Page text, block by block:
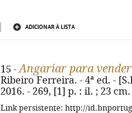
ADICIONAR À LISTA
15 -Angariar para vender
Ribeiro Ferreira. - 4ª ed. -
2016. - 269, [1] p. : il. ; 23
Link persistente: http://